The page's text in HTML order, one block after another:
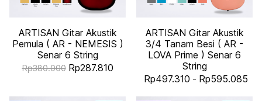
ARTISAN Gitar Akustik
Pemula ( AR - NEMESIS )
Senar 6 String
Rp380.000 Rp287.810
ARTISAN Gitar Akustik
3/4 Tanam Besi ( AR -
LOVA Prime ) Senar 6
String
Rp497.310 - Rp595.085